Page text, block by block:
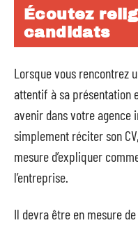
Écoutez
candidats
Lorsque vous rencontrez
attentif à sa présentation
avenir dans votre agence
simplement réciter son
mesure d’expliquer
l’entreprise.
Il devra être en mesure